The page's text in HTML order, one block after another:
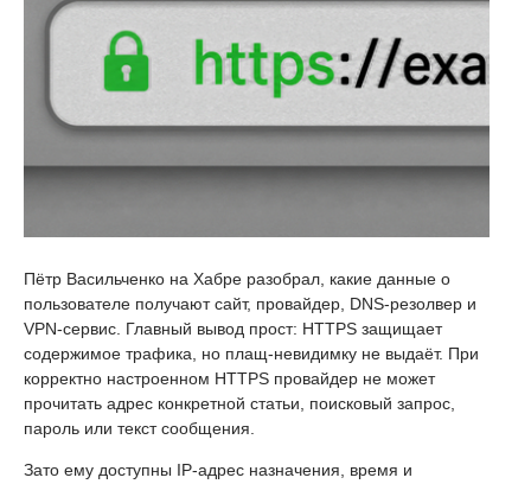
Пётр Васильченко на Хабре разобрал, какие данные о
пользователе получают сайт, провайдер, DNS-резолвер и
VPN-сервис. Главный вывод прост: HTTPS защищает
содержимое трафика, но плащ-невидимку не выдаёт. При
корректно настроенном HTTPS провайдер не может
прочитать адрес конкретной статьи, поисковый запрос,
пароль или текст сообщения.
Зато ему доступны IP-адрес назначения, время и